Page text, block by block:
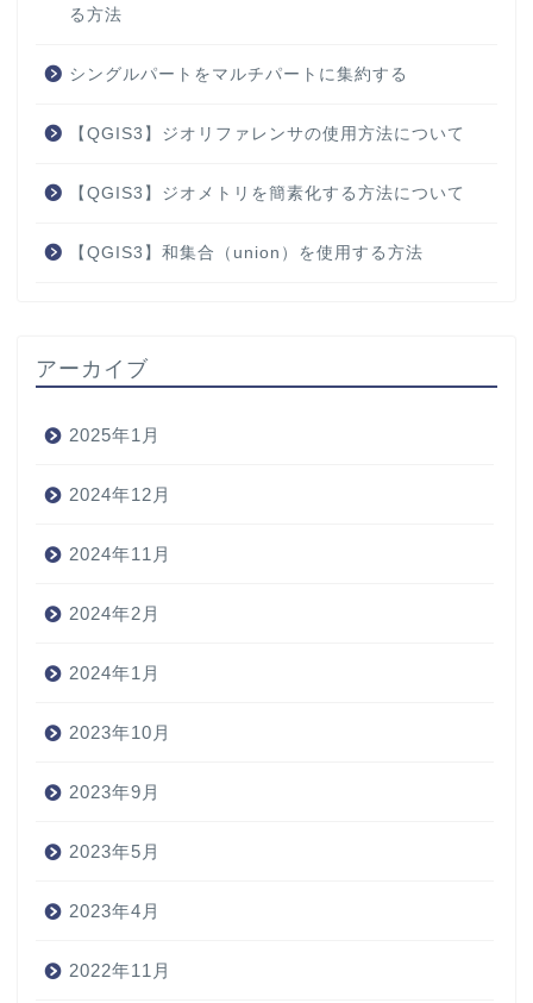
る方法
シングルパートをマルチパートに集約する
【QGIS3】ジオリファレンサの使用方法について
【QGIS3】ジオメトリを簡素化する方法について
【QGIS3】和集合（union）を使用する方法
アーカイブ
2025年1月
2024年12月
2024年11月
2024年2月
2024年1月
2023年10月
2023年9月
2023年5月
2023年4月
2022年11月